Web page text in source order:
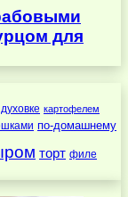
для
духовке картофелем
по-домашнему
торт филе